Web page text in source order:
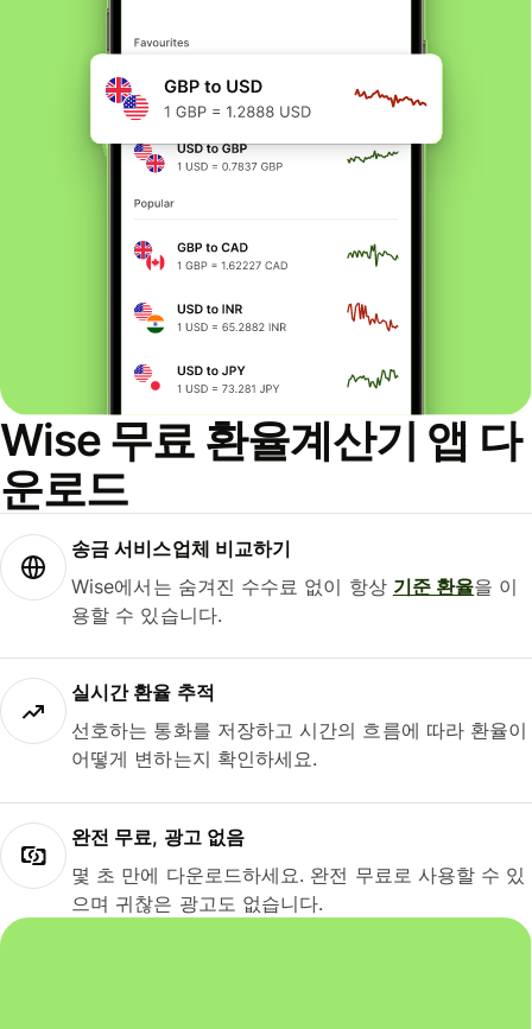
Wise 무료 환율계산기 앱 다
운로드
송금 서비스업체 비교하기
Wise에서는 숨겨진 수수료 없이 항상 기준 환율을 이
용할 수 있습니다.
실시간 환율 추적
선호하는 통화를 저장하고 시간의 흐름에 따라 환율이
어떻게 변하는지 확인하세요.
완전 무료, 광고 없음
몇 초 만에 다운로드하세요. 완전 무료로 사용할 수 있
으며 귀찮은 광고도 없습니다.